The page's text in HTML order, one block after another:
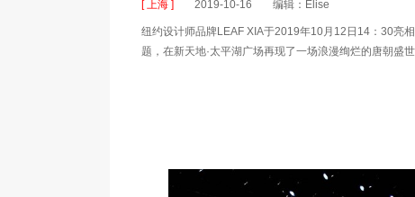
[ 上海 ] 2019-10-16 编辑：Elise
纽约设计师品牌LEAF XIA于2019年10月12日14：30亮
题，在新天地·太平湖广场再现了一场浪漫绚烂的唐朝盛世